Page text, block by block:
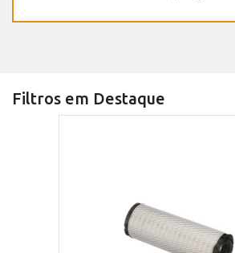
Filtros em Destaque